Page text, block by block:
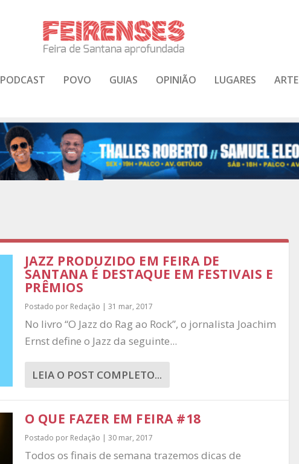
PODCAST POVO GUIAS OPINIÃO LUGARES ARTE
JAZZ PRODUZIDO EM FEIRA DE
SANTANA É DESTAQUE EM FESTIVAIS E
PRÊMIOS
Postado por Redação | 31 mar, 2017
No livro “O Jazz do Rag ao Rock”, o jornalista Joachim
Ernst define o Jazz da seguinte...
LEIA O POST COMPLETO...
O QUE FAZER EM FEIRA #18
Postado por Redação | 30 mar, 2017
Todos os finais de semana trazemos dicas de